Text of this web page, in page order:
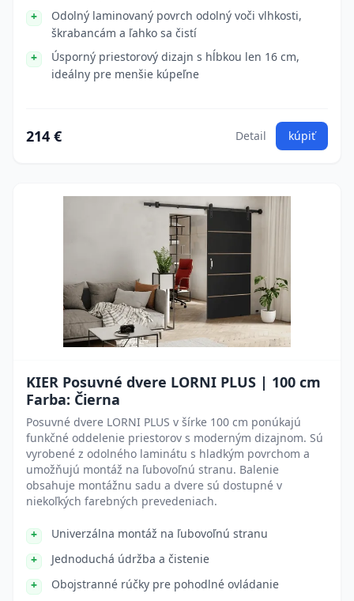
Odolný laminovaný povrch odolný voči vlhkosti,
škrabancám a ľahko sa čistí
Úsporný priestorový dizajn s hĺbkou len 16 cm,
ideálny pre menšie kúpeľne
214 € Detail kúpiť
KIER Posuvné dvere LORNI PLUS | 100 cm
Farba: Čierna
Posuvné dvere LORNI PLUS v šírke 100 cm ponúkajú
funkčné oddelenie priestorov s moderným dizajnom. Sú
vyrobené z odolného laminátu s hladkým povrchom a
umožňujú montáž na ľubovoľnú stranu. Balenie
obsahuje montážnu sadu a dvere sú dostupné v
niekoľkých farebných prevedeniach.
Univerzálna montáž na ľubovoľnú stranu
Jednoduchá údržba a čistenie
Obojstranné rúčky pre pohodlné ovládanie